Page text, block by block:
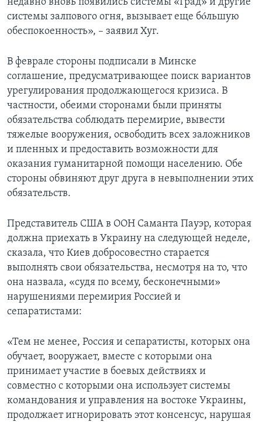
недавно вновь появились системы «Град» и другие
системы залпового огня, вызывает еще бóльшую
обеспокоенность», – заявил Хуг.
В феврале стороны подписали в Минске
соглашение, предусматривающее поиск вариантов
урегулирования продолжающегося кризиса. В
частности, обеими сторонами были приняты
обязательства соблюдать перемирие, вывести
тяжелые вооружения, освободить всех заложников
и пленных и предоставить возможности для
оказания гуманитарной помощи населению. Обе
стороны обвиняют друг друга в невыполнении этих
обязательств.
Представитель США в ООН Саманта Пауэр, которая
должна приехать в Украину на следующей неделе,
сказала, что Киев добросовестно старается
выполнять свои обязательства, несмотря на то, что
она назвала, «судя по всему, бесконечными»
нарушениями перемирия Россией и
сепаратистами:
«Тем не менее, Россия и сепаратисты, которых она
обучает, вооружает, вместе с которыми она
принимает участие в боевых действиях и
совместно с которыми она использует системы
командования и управления на востоке Украины,
продолжает игнорировать этот консенсус, нарушая